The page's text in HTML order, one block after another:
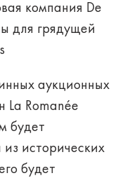
компания De
для грядущей
аукционных
La Romanée
будет
исторических
будет